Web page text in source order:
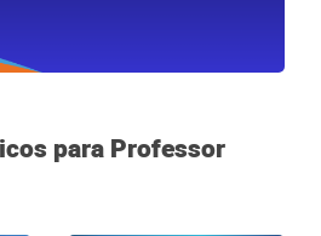
para Professor